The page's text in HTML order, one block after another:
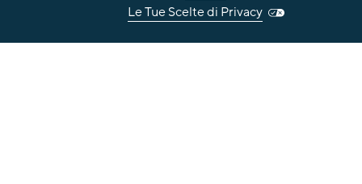
Le Tue Scelte di Privacy